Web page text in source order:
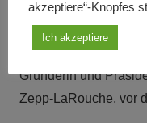
Gegensätze“ Im
Elders, ehemalige
Staaten (oberste US-
Gründerin und
Zepp-LaRouche, vor
akzeptiere“-Knopfes
Ich akzeptiere